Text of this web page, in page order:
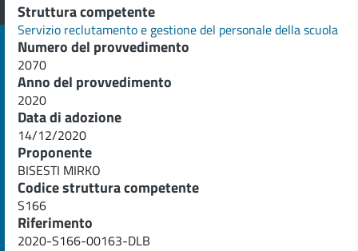
Struttura competente
Servizio reclutamento e gestione del personale della scuola
Numero del provvedimento
2070
Anno del provvedimento
2020
Data di adozione
14/12/2020
Proponente
BISESTI MIRKO
Codice struttura competente
S166
Riferimento
2020-S166-00163-DLB